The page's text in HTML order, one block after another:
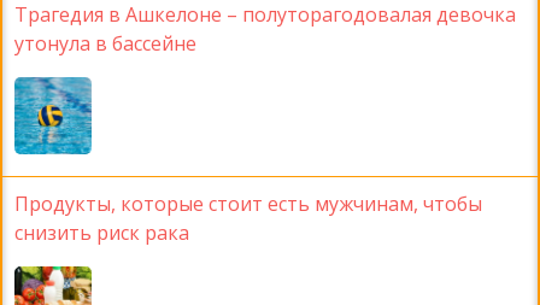
Трагедия в Ашкелоне – полуторагодовалая девочка
утонула в бассейне
Продукты, которые стоит есть мужчинам, чтобы
снизить риск рака